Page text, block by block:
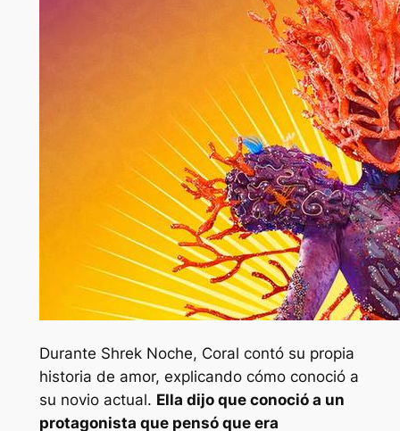
Durante Shrek Noche, Coral contó su propia
historia de amor, explicando cómo conoció a
su novio actual. Ella dijo que conoció a un
protagonista que pensó que era